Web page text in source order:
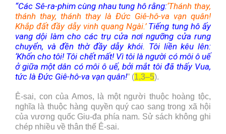
“Các Sê-ra-phim cùng nhau tung hô rằng:‘Thánh thay,
thánh thay, thánh thay là Đức Giê-hô-va vạn quân!
Khắp đất đầy dẫy vinh quang Ngài.’ Tiếng tung hô ấy
vang dội làm cho các trụ cửa nơi ngưỡng cửa rung
chuyển, và đền thờ đầy dẫy khói. Tôi liền kêu lên:
‘Khốn cho tôi! Tôi chết mất! Vì tôi là người có môi ô uế
ở giữa một dân có môi ô uế, bởi mắt tôi đã thấy Vua,
tức là Đức Giê-hô-va vạn quân!” (1,3–5).
Ê-sai, con của Amos, là một người thuộc hoàng tộc,
nghĩa là thuộc hàng quyền quý cao sang trong xã hội
của vương quốc Giu-đa phía nam. Sử sách không ghi
chép nhiều về thân thế Ê-sai.